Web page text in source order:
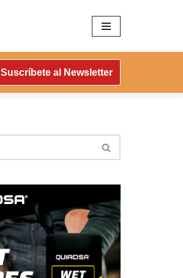
Suscríbete al Newsletter